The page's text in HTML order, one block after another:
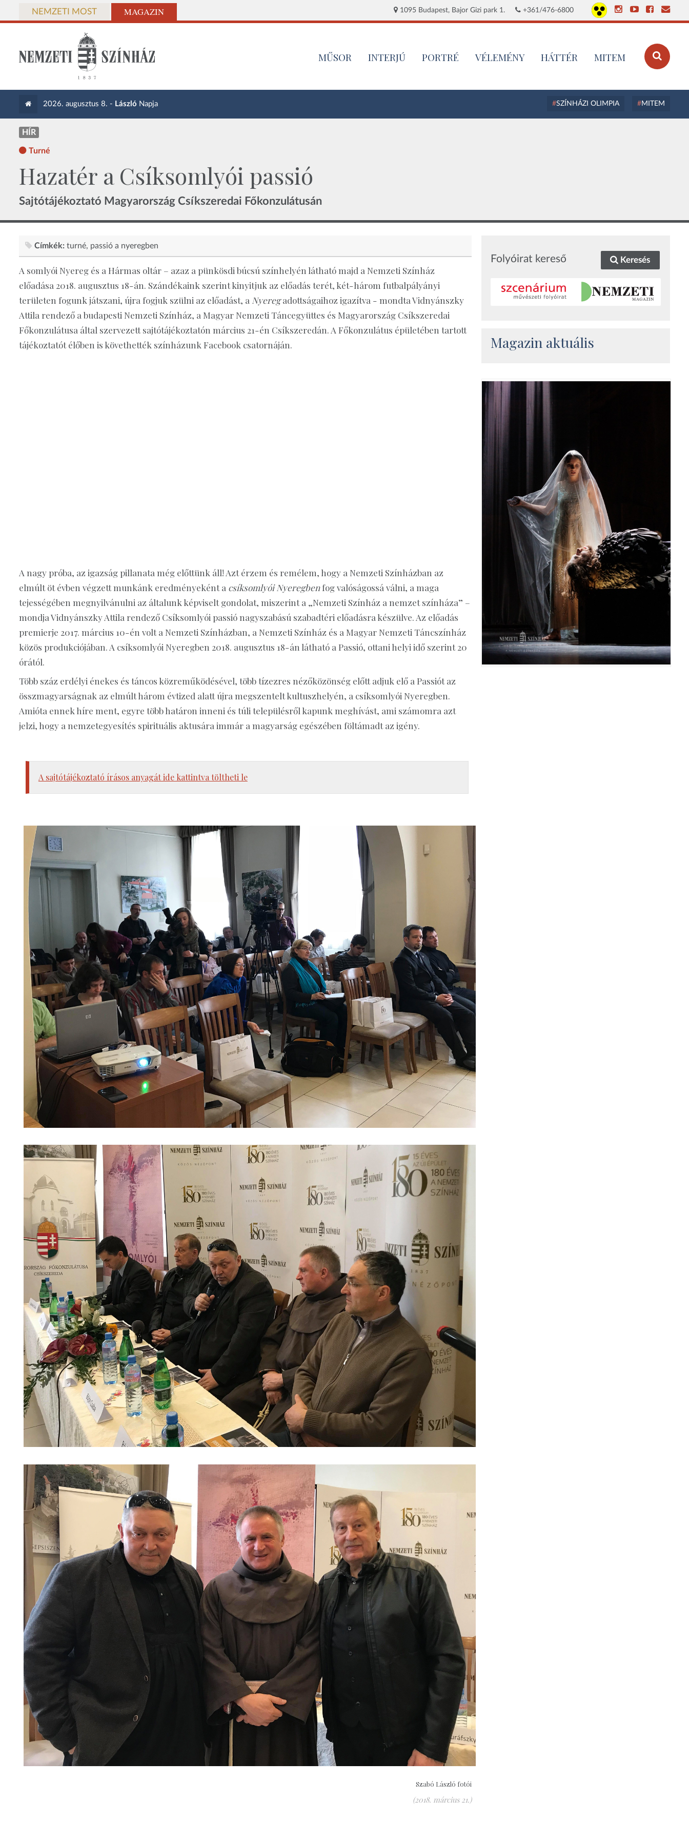
NEMZETI MOST MAGAZIN 1095 Budapest, Bajor Gizi park 1. +361/476-6800
MŰSOR INTERJÚ PORTRÉ VÉLEMÉNY HÁTTÉR MITEM
2026. augusztus 8. - László Napja SZÍNHÁZI OLIMPIA MITEM
HÍR
Turné
Hazatér a Csíksomlyói passió
Sajtótájékoztató Magyarország Csíkszeredai Főkonzulátusán
Címkék: turné passió a nyeregben
A somlyói Nyereg és a Hármas oltár – azaz a pünkösdi búcsú színhelyén látható majd a Nemzeti Színház
előadása 2018. augusztus 18-án. Szándékaink szerint kinyitjuk az előadás terét, két-három futbalpályányi
területen fogunk játszani, újra fogjuk szülni az előadást, a Nyeregadottságaihoz igazítva - mondta Vidnyánszky
Attila rendező a budapesti Nemzeti Színház, a Magyar Nemzeti Táncegyüttes és Magyarország Csíkszeredai
Főkonzulátusa által szervezett sajtótájékoztatón március 21-én Csíkszeredán. A Főkonzulátus épületében tartott
tájékoztatót élőben is követhették színházunk Facebook csatornáján.
A nagy próba, az igazság pillanata még előttünk áll! Azt érzem és remélem, hogy a Nemzeti Színházban az
elmúlt öt évben végzett munkánk eredményeként a csíksomlyói Nyeregbenfog valóságossá válni, a maga
tejességében megnyilvánulni az általunk képviselt gondolat, miszerint a „Nemzeti Színház a nemzet színháza” –
mondja Vidnyánszky Attila rendező Csíksomlyói passió nagyszabású szabadtéri előadásra készülve. Az előadás
premierje 2017. március 10-én volt a Nemzeti Színházban, a Nemzeti Színház és a Magyar Nemzeti Táncszínház
közös produkciójában. A csíksomlyói Nyeregben 2018. augusztus 18-án látható a Passió, ottani helyi idő szerint 20
órától.
Több száz erdélyi énekes és táncos közreműködésével, több tízezres nézőközönség előtt adjuk elő a Passiót az
összmagyarságnak az elmúlt három évtized alatt újra megszentelt kultuszhelyén, a csíksomlyói Nyeregben.
Amióta ennek híre ment, egyre több határon inneni és túli településről kapunk meghívást, ami számomra azt
jelzi, hogy a nemzetegyesítés spirituális aktusára immár a magyarság egészében föltámadt az igény.
A sajtótájékoztató írásos anyagát ide kattintva töltheti le
Szabó László fotói
(2018. március 21.)
Folyóirat kereső Keresés
Magazin aktuális